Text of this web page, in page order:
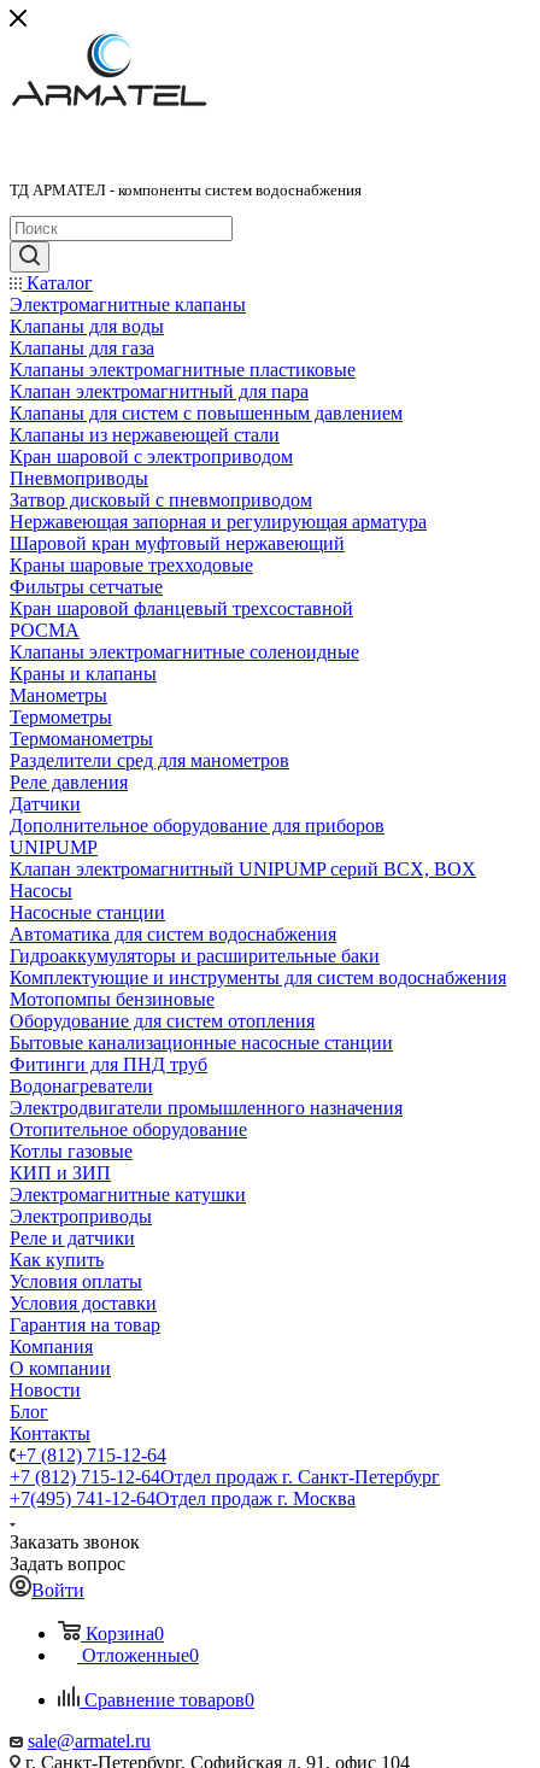
ТД АРМАТЕЛ - компоненты систем водоснабжения
Каталог
Электромагнитные клапаны
Клапаны для воды
Клапаны для газа
Клапаны электромагнитные пластиковые
Клапан электромагнитный для пара
Клапаны для систем с повышенным давлением
Клапаны из нержавеющей стали
Кран шаровой с электроприводом
Пневмоприводы
Затвор дисковый с пневмоприводом
Нержавеющая запорная и регулирующая арматура
Шаровой кран муфтовый нержавеющий
Краны шаровые трехходовые
Фильтры сетчатые
Кран шаровой фланцевый трехсоставной
РОСМА
Клапаны электромагнитные соленоидные
Краны и клапаны
Манометры
Термометры
Термоманометры
Разделители сред для манометров
Реле давления
Датчики
Дополнительное оборудование для приборов
UNIPUMP
Клапан электромагнитный UNIPUMP серий BCX, BOX
Насосы
Насосные станции
Автоматика для систем водоснабжения
Гидроаккумуляторы и расширительные баки
Комплектующие и инструменты для систем водоснабжения
Мотопомпы бензиновые
Оборудование для систем отопления
Бытовые канализационные насосные станции
Фитинги для ПНД труб
Водонагреватели
Электродвигатели промышленного назначения
Отопительное оборудование
Котлы газовые
КИП и ЗИП
Электромагнитные катушки
Электроприводы
Реле и датчики
Как купить
Условия оплаты
Условия доставки
Гарантия на товар
Компания
О компании
Новости
Блог
Контакты
+7 (812) 715-12-64
+7 (812) 715-12-64Отдел продаж г. Санкт-Петербург
+7(495) 741-12-64Отдел продаж г. Москва
Заказать звонок
Задать вопрос
Войти
Корзина0
Отложенные0
Сравнение товаров0
sale@armatel.ru
г. Санкт-Петербург, Софийская д. 91, офис 104